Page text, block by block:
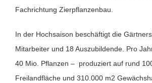
Fachrichtung Zierpflanzenbau.
In der Hochsaison beschäftigt die
Mitarbeiter und 18 Auszubildende. Pro
40 Mio. Pflanzen – produziert auf rund
Freilandfläche und 310.000 m2